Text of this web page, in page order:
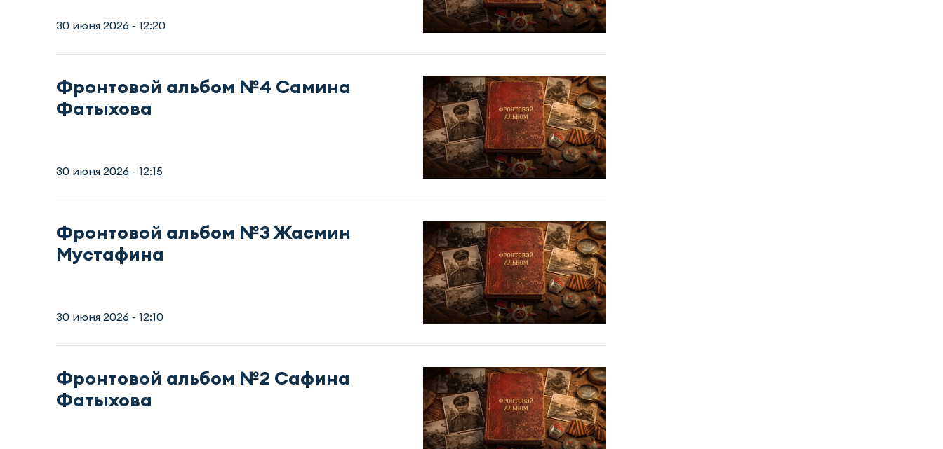
30 июня 2026 - 12:20
Фронтовой альбом №4 Самина
Фатыхова
30 июня 2026 - 12:15
Фронтовой альбом №3 Жасмин
Мустафина
30 июня 2026 - 12:10
Фронтовой альбом №2 Сафина
Фатыхова